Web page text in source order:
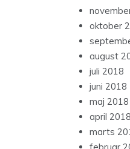
oktober
august
juli 2018
juni 2018
maj 2018
april 2018
marts